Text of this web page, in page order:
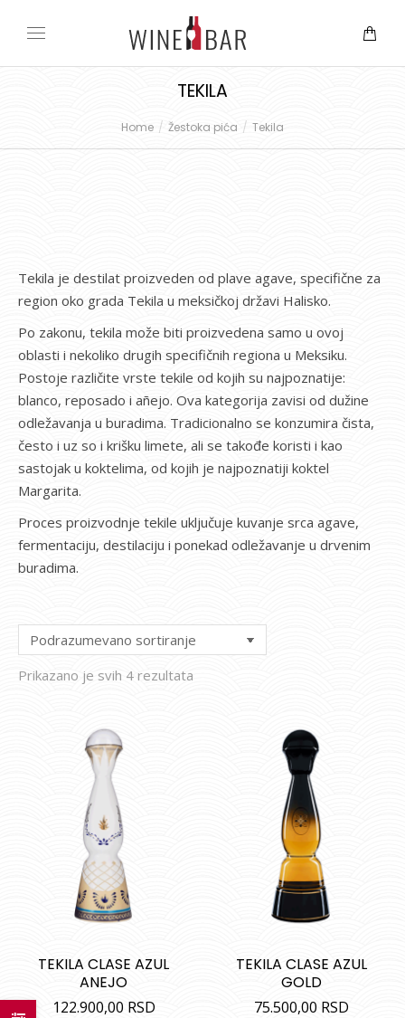
TEKILA
Home Žestoka pića Tekila
Tekila je destilat proizveden od plave agave, specifične za
region oko grada Tekila u meksičkoj državi Halisko.
Po zakonu, tekila može biti proizvedena samo u ovoj
oblasti i nekoliko drugih specifičnih regiona u Meksiku.
Postoje različite vrste tekile od kojih su najpoznatije:
blanco, reposado i añejo. Ova kategorija zavisi od dužine
odležavanja u buradima. Tradicionalno se konzumira čista,
često i uz so i krišku limete, ali se takođe koristi i kao
sastojak u koktelima, od kojih je najpoznatiji koktel
Margarita.
Proces proizvodnje tekile uključuje kuvanje srca agave,
fermentaciju, destilaciju i ponekad odležavanje u drvenim
buradima.
Prikazano je svih 4 rezultata
TEKILA CLASE AZUL
ANEJO
122.900,00 RSD
TEKILA CLASE AZUL
GOLD
75.500,00 RSD